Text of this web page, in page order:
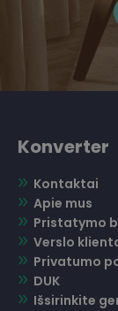
Konverter
Kontaktai
Apie mus
Pristatymo
Verslo
Privatumo
DUK
Išsirinkite